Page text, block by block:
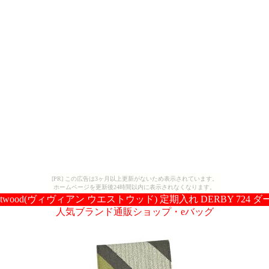
[PR] この広告は3ヶ月以上更新がないため表示されています。
ホームページを更新後24時間以内に表示されなくなります。
ヴィヴィアン ウエストウッド) 定期入れ DERBY 724 ダ
人気ブランド通販ショップ・eバッグ